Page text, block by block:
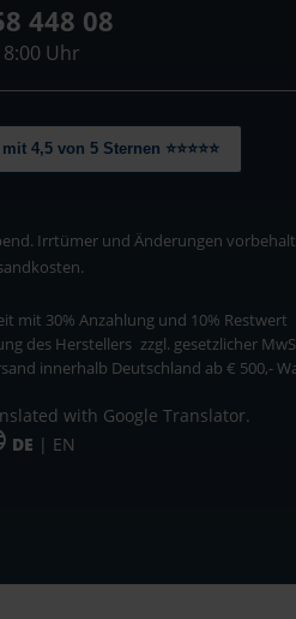
448 08
Uhr
4,5 von 5 Sternen ⭐⭐⭐⭐⭐
Irrtümer und Änderungen
mit 30% Anzahlung und 10% Restwert
des Herstellers zzgl. gesetzlicher
innerhalb Deutschland ab € 500,-
with Google Translator.
DE | EN